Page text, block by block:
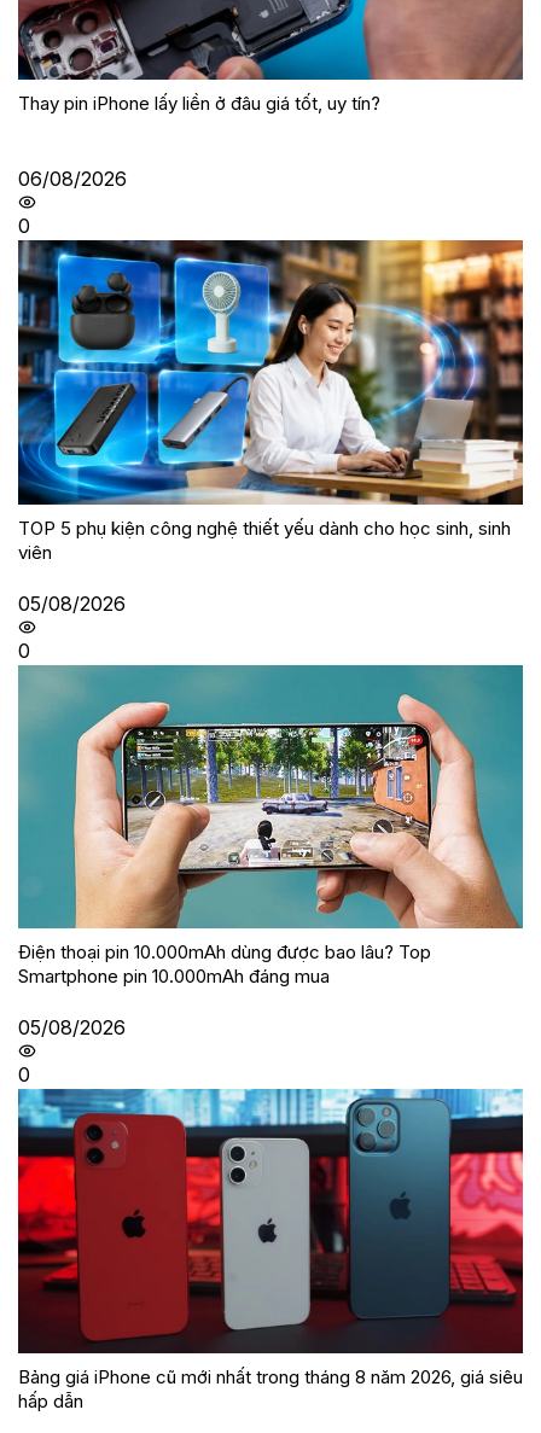
Thay pin iPhone lấy liền ở đâu giá tốt, uy tín?
06/08/2026
0
TOP 5 phụ kiện công nghệ thiết yếu dành cho học sinh, sinh
viên
05/08/2026
0
Điện thoại pin 10.000mAh dùng được bao lâu? Top
Smartphone pin 10.000mAh đáng mua
05/08/2026
0
Bảng giá iPhone cũ mới nhất trong tháng 8 năm 2026, giá siêu
hấp dẫn